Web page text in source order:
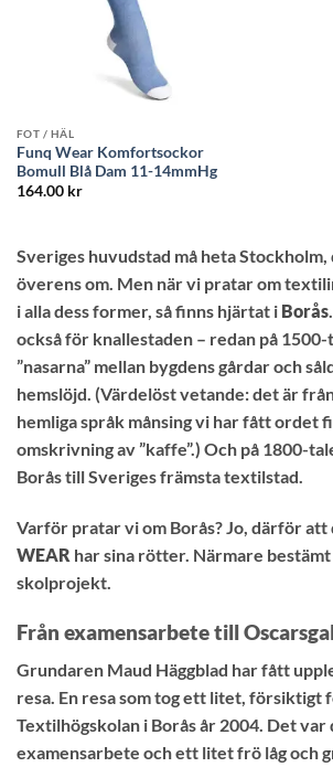
FOT / HÄL
Funq Wear Komfortsockor
Bomull Blå Dam 11-14mmHg
164.00 kr
Sveriges huvudstad må heta
överens om. Men när vi pratar om
i alla dess former, så finns hjärtat i Borås
också för knallestaden – redan på
”nasarna” mellan bygdens gårdar och
hemslöjd. (Värdelöst vetande: det är
hemliga språk månsing vi har fått ordet
omskrivning av ”kaffe”.) Och på 1800-
Borås till Sveriges främsta textilstad.
Varför pratar vi om Borås? Jo, därför att
WEAR har sina rötter. Närmare
skolprojekt.
Från examensarbete till
Grundaren Maud Häggblad har fått
resa. En resa som tog ett litet, försiktigt
Textilhögskolan i Borås år 2004. Det var
examensarbete och ett litet frö låg och